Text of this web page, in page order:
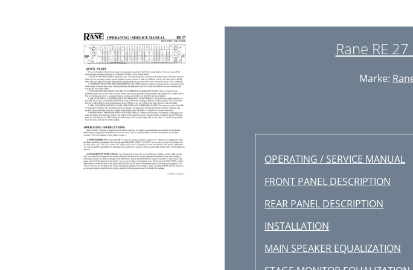
Rane RE
Marke:
OPERATING / SERVICE MANUAL
FRONT PANEL DESCRIPTION
REAR PANEL DESCRIPTION
INSTALLATION
MAIN SPEAKER EQUALIZATION